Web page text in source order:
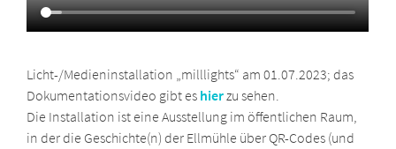
Licht-/Medieninstallation „milllights“ am 01.07.2023; das
Dokumentationsvideo gibt es hierzu sehen.
Die Installation ist eine Ausstellung im öffentlichen Raum,
in der die Geschichte(n) der Ellmühle über QR-Codes (und